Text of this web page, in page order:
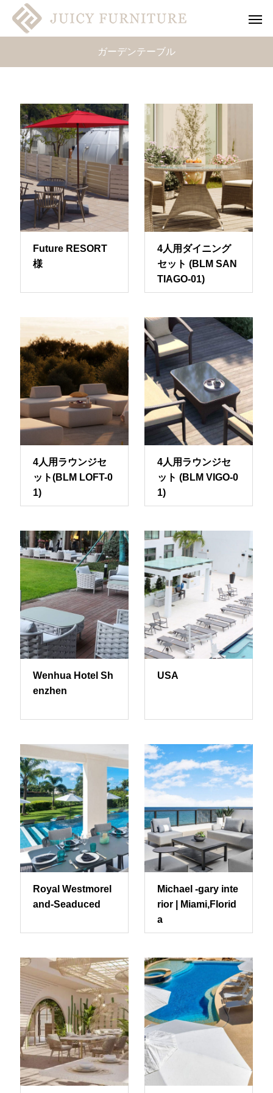
ガーデンテーブル
Future RESORT
様
4人用ダイニング
セット (BLM SAN
TIAGO-01)
4人用ラウンジセ
ット(BLM LOFT-0
1)
4人用ラウンジセ
ット (BLM VIGO-0
1)
Wenhua Hotel Sh
enzhen
USA
Royal Westmorel
and-Seaduced
Michael -gary inte
rior | Miami,Florid
a